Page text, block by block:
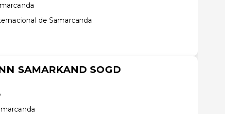
de Samarcanda
SAMARKAND SOGD